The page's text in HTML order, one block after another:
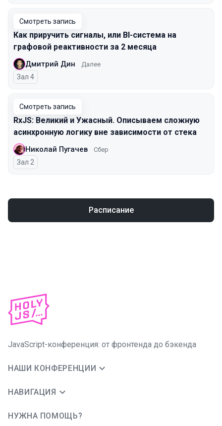
Смотреть запись
Как приручить сигналы, или BI-система на
графовой реактивности за 2 месяца
Дмитрий Дин Далее
Зал 4
Смотреть запись
RxJS: Великий и Ужасный. Описываем сложную
асинхронную логику вне зависимости от стека
Николай Пугачев Сбер
Зал 2
Расписание
JavaScript-конференция: от фронтенда до бэкенда
НАШИ КОНФЕРЕНЦИИ
НАВИГАЦИЯ
НУЖНА ПОМОЩЬ?